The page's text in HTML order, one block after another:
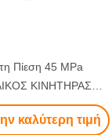
Πίεση 45 MPa
ΚΙΝΗΤΗΡΑΣ
ΕΜΒΟΛΟΥ
MCR Rexroth Για
καλύτερη τιμή